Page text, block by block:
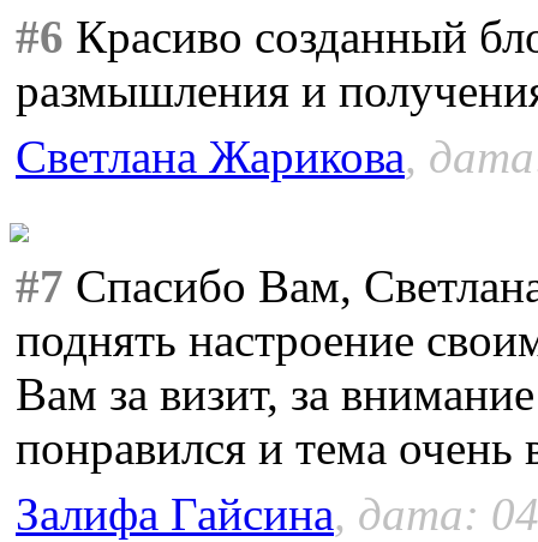
#6 Красиво созданный
размышления и
Светлана Жарикова,
#7 Спасибо Вам,
поднять настроение
Вам за визит, за
понравился и тема очень
Залифа Гайсина, дата: